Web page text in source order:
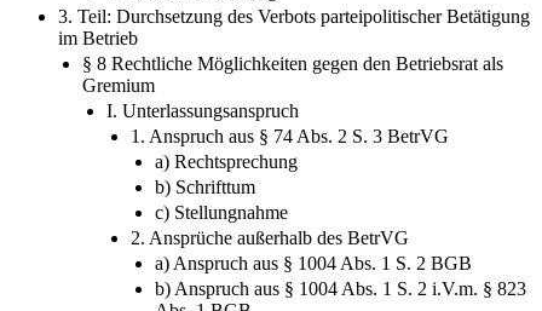
IV. Zusammenfassung
3. Teil: Durchsetzung des Verbots parteipolitischer Betätigung
im Betrieb
§ 8 Rechtliche Möglichkeiten gegen den Betriebsrat als
Gremium
I. Unterlassungsanspruch
1. Anspruch aus § 74 Abs. 2 S. 3 BetrVG
a) Rechtsprechung
b) Schrifttum
c) Stellungnahme
2. Ansprüche außerhalb des BetrVG
a) Anspruch aus § 1004 Abs. 1 S. 2 BGB